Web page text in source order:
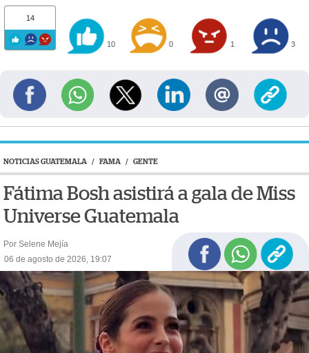
14
10 0 1 3
NOTICIAS GUATEMALA / FAMA / GENTE
Fátima Bosh asistirá a gala de Miss
Universe Guatemala
Por Selene Mejía
06 de agosto de 2026, 19:07